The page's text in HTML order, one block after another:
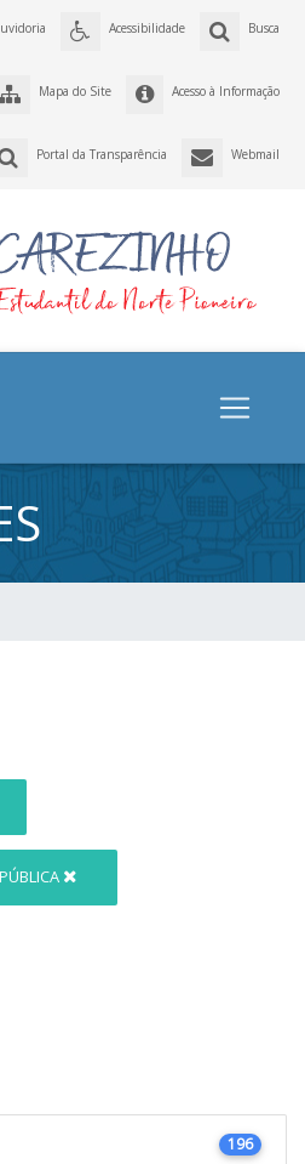
Busca
Acessibilidade
Acesso à Informação
Mapa do Site
Webmail
Portal da Transparência
196